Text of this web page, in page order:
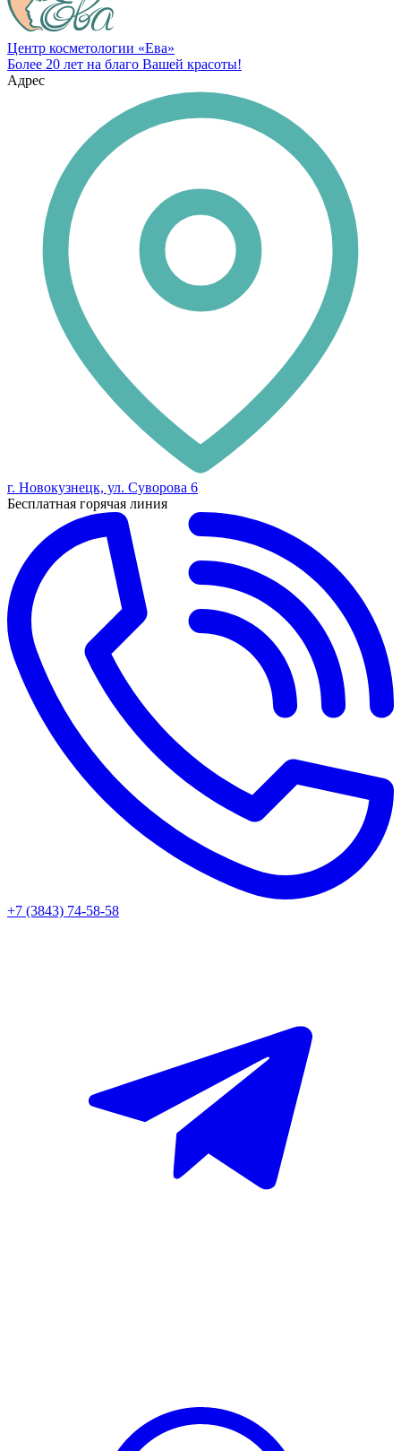
Центр косметологии «Ева»
Более 20 лет на благо Вашей красоты!
Адрес
г. Новокузнецк, ул. Суворова 6
Бесплатная горячая линия
+7 (3843) 74-58-58